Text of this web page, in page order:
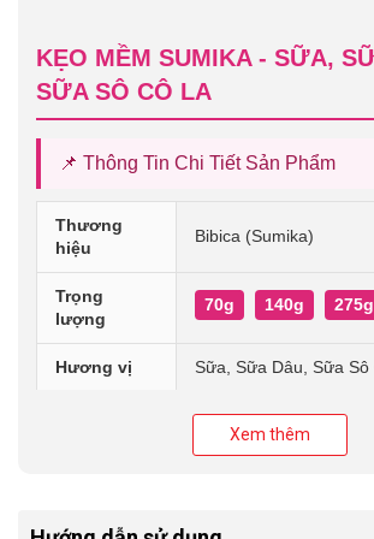
KẸO MỀM SUMIKA - SỮA,
SỮA SÔ CÔ LA
📌 Thông Tin Chi Tiết Sản Phẩm
Thương
hiệu
Bibica (Sumika)
Trọng
lượng
70g 140g 275g
Hương vị Sữa, Sữa Dâu, Sữa Sô
Nơi mát rượi, khô ráo,
rạt nơi có nhiệt độ cao.
Xem thêm